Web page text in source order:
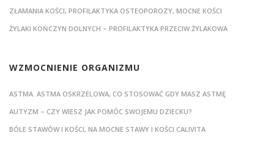
ZŁAMANIA KOŚCI, PROFILAKTYKA OSTEOPOROZY, MOCNE KOŚCI
ŻYLAKI KOŃCZYN DOLNYCH – PROFILAKTYKA PRZECIW ŻYLAKOWA
WZMOCNIENIE ORGANIZMU
ASTMA. ASTMA OSKRZELOWA, CO STOSOWAĆ GDY MASZ ASTMĘ
AUTYZM – CZY WIESZ JAK POMÓC SWOJEMU DZIECKU?
BÓLE STAWÓW I KOŚCI, NA MOCNE STAWY I KOŚCI CALIVITA